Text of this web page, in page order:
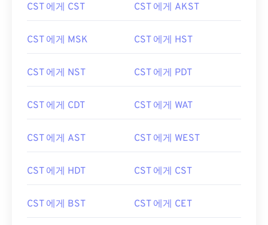
CST 에게 CST CST 에게 AKST
CST 에게 MSK CST 에게 HST
CST 에게 NST CST 에게 PDT
CST 에게 CDT CST 에게 WAT
CST 에게 AST CST 에게 WEST
CST 에게 HDT CST 에게 CST
CST 에게 BST CST 에게 CET